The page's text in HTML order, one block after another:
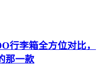
行李箱全方位对比，
那一款